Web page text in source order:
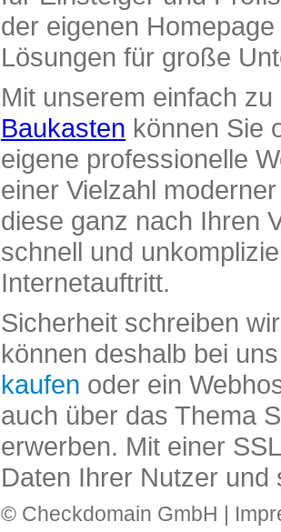
der eigenen
Lösungen für große
Mit unserem einfach
Baukasten können Sie
eigene professionelle
einer Vielzahl
diese ganz nach Ihren
schnell und
Internetauftritt.
Sicherheit schreiben
können deshalb bei
kaufen oder ein
auch über das Thema
erwerben. Mit einer
Daten Ihrer Nutzer und
© Checkdomain GmbH |